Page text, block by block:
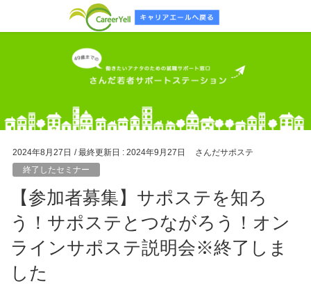
2024年8月27日 / 最終更新日 : 2024年9月27日
さんだサポステ
終了したセミナー
【参加者募集】サポステを知ろ
う！サポステとつながろう！オン
ラインサポステ説明会※終了しま
した